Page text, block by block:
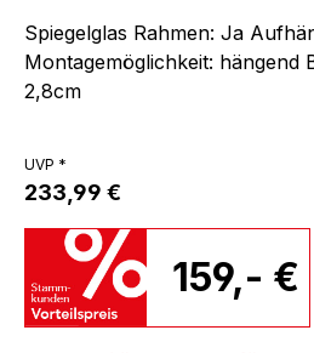
Spiegelglas Rahmen: Ja
Montagemöglichkeit: hängend
2,8cm
UVP *
233,99 €
159,- €